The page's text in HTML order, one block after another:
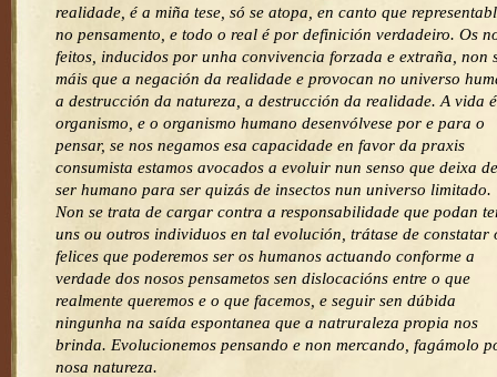
realidade, é a miña tese, só se atopa, en canto que
no pensamento, e todo o real é por definición verdadeiro. Os
feitos, inducidos por unha convivencia forzada e extraña, non
máis que a negación da realidade e provocan no universo
a destrucción da natureza, a destrucción da realidade. A vida é
organismo, e o organismo humano desenvólvese por e para o
pensar, se nos negamos esa capacidade en favor da praxis
consumista estamos avocados a evoluir nun senso que deixa de
ser humano para ser quizás de insectos nun universo limitado.
Non se trata de cargar contra a responsabilidade que podan
uns ou outros individuos en tal evolución, trátase de constatar
felices que poderemos ser os humanos actuando conforme a
verdade dos nosos pensametos sen dislocacións entre o que
realmente queremos e o que facemos, e seguir sen dúbida
ningunha na saída espontanea que a natruraleza propia nos
brinda. Evolucionemos pensando e non mercando, fagámolo
nosa natureza.